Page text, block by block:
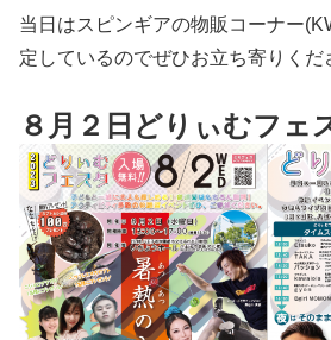
当日はスピンギアの物販コーナー
定しているのでぜひお立ち寄りくだ
８月２日どりぃむフェ